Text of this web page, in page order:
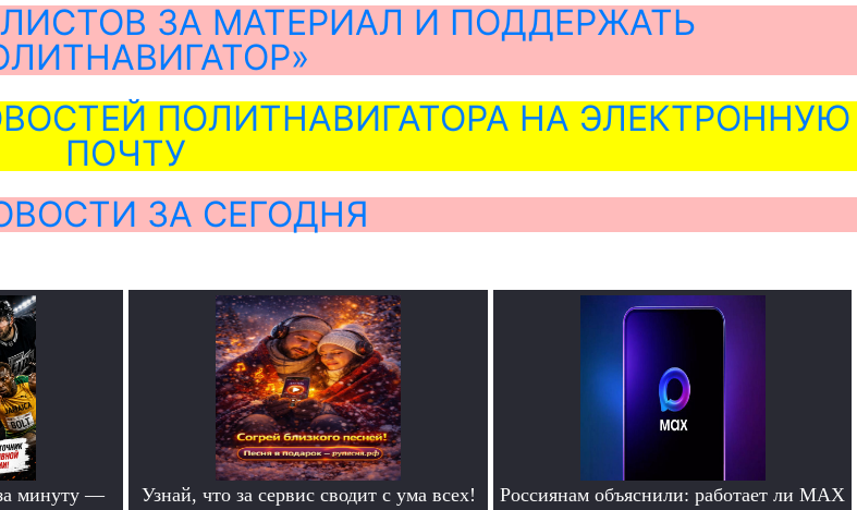
ЗА МАТЕРИАЛ И ПОДДЕРЖАТЬ
ПОЛИТНАВИГАТОРА НА ЭЛЕКТРОННУЮ
ПОЧТУ
ЗА СЕГОДНЯ
минуту —
Узнай, что за сервис сводит с ума всех!
Россиянам объяснили: работает ли MAX